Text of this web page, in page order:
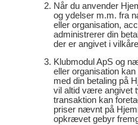
Når du anvender
og ydelser m.m. fra
eller organisation,
administrerer din
der er angivet i
Klubmodul ApS og
eller organisation
med din betaling på
vil altid være angivet
transaktion kan
priser nævnt på
opkrævet gebyr